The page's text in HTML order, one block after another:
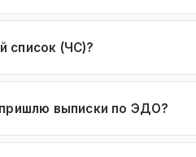
список (ЧС)?
выписки по ЭДО?